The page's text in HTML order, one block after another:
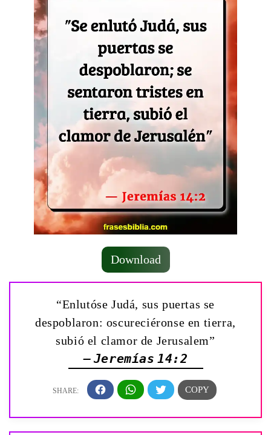
Download
“Enlutóse Judá, sus puertas se
despoblaron: oscureciéronse en tierra,
subió el clamor de Jerusalem”
— Jeremías 14:2